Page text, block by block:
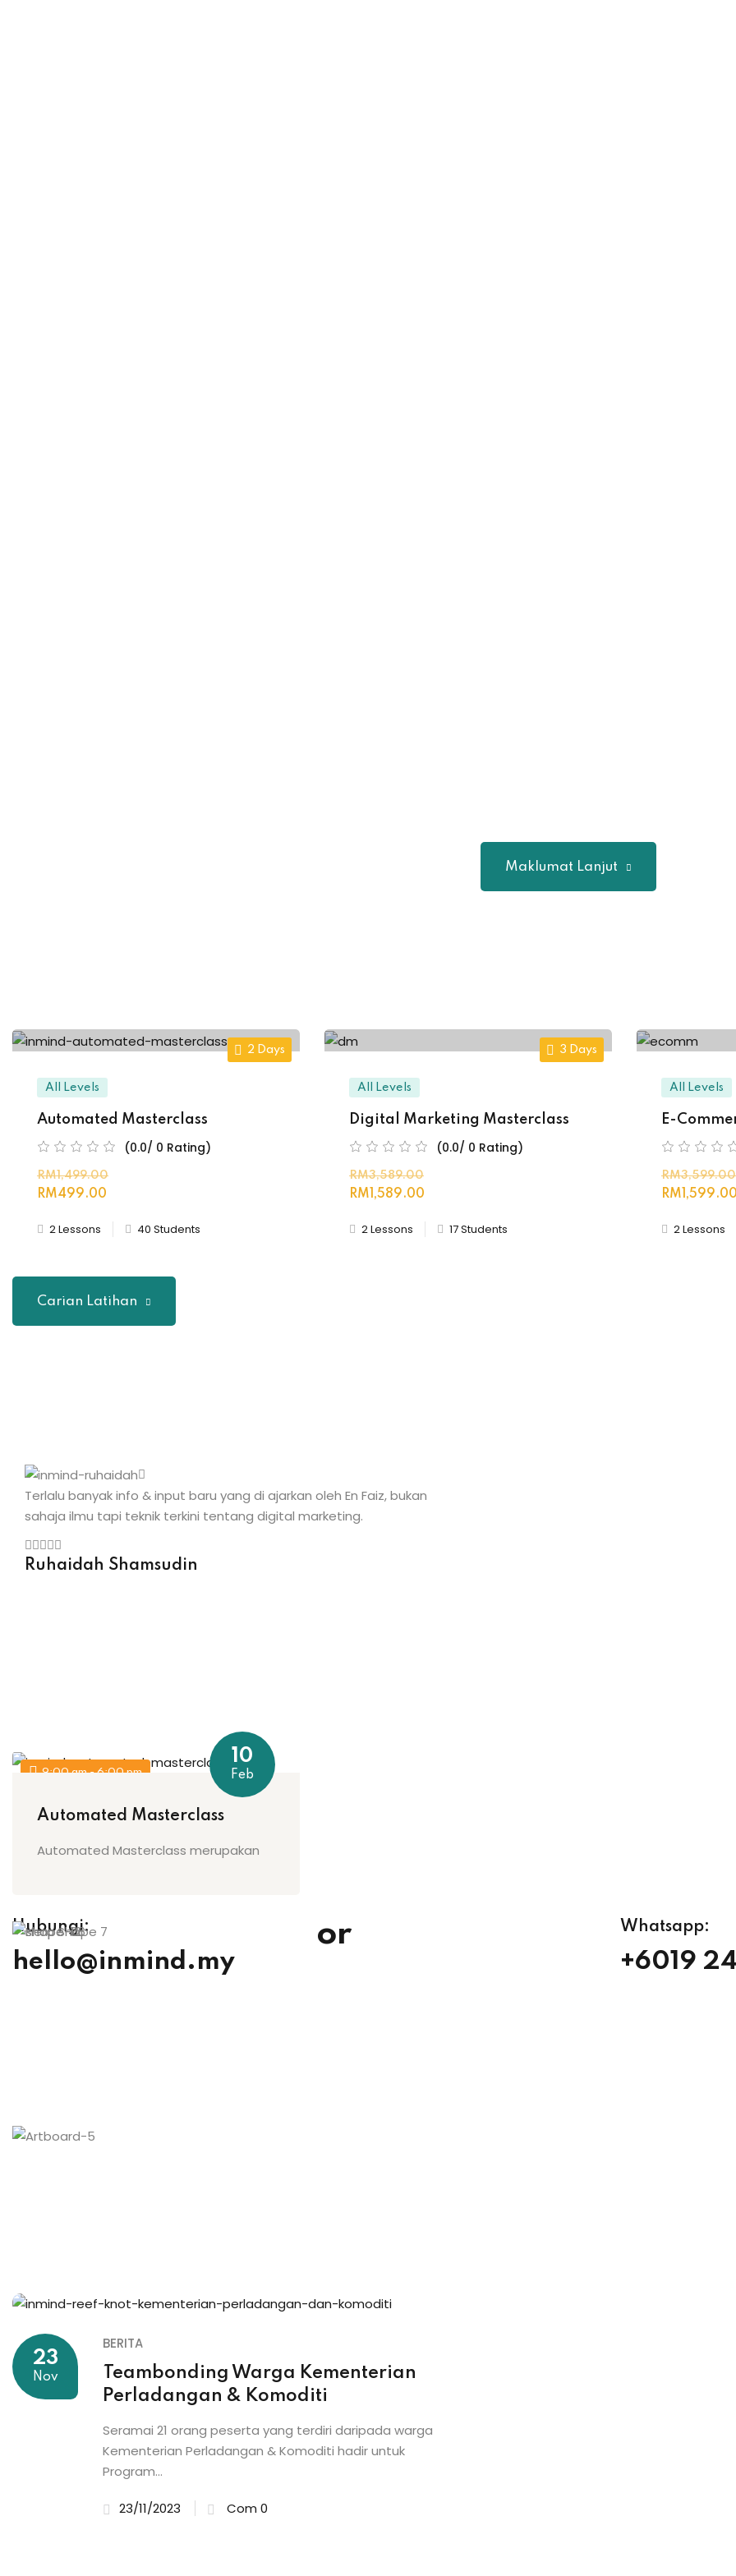
Maklumat Lanjut
2 Days
All Levels
Automated Masterclass
(0.0/ 0 Rating)
RM1,499.00
RM499.00
2 Lessons 40 Students
3 Days
All Levels
Digital Marketing Masterclass
(0.0/ 0 Rating)
RM3,589.00
RM1,589.00
2 Lessons 17 Students
All Levels
E-
RM3,599.00
RM1,599.00
2 Lessons
Carian Latihan
Terlalu banyak info & input baru yang di ajarkan oleh En Faiz, bukan
sahaja ilmu tapi teknik terkini tentang digital marketing.
Ruhaidah Shamsudin
9:00 am - 6:00 pm
10
Feb
Automated Masterclass
Automated Masterclass merupakan
Hubungi:
hello@inmind.my
or Whatsapp:
+6019
23
Nov
BERITA
Teambonding Warga Kementerian
Perladangan & Komoditi
Seramai 21 orang peserta yang terdiri daripada warga
Kementerian Perladangan & Komoditi hadir untuk
Program...
23/11/2023 Com 0